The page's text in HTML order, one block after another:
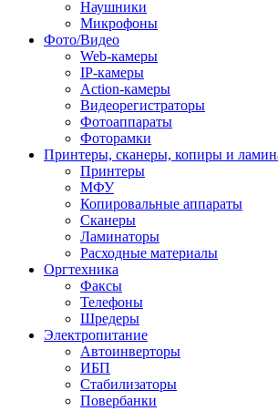
Наушники
Микрофоны
Фото/Видео
Web-камеры
IP-камеры
Action-камеры
Видеорегистраторы
Фотоаппараты
Фоторамки
Принтеры, сканеры, копиры и
Принтеры
МФУ
Копировальные аппараты
Сканеры
Ламинаторы
Расходные материалы
Оргтехника
Факсы
Телефоны
Шредеры
Электропитание
Автоинверторы
ИБП
Стабилизаторы
Повербанки